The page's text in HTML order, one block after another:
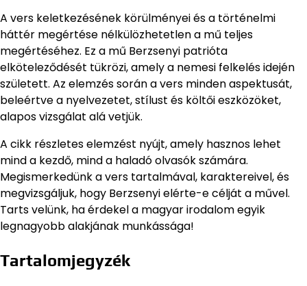
A vers keletkezésének körülményei és a történelmi
háttér megértése nélkülözhetetlen a mű teljes
megértéséhez. Ez a mű Berzsenyi patrióta
elköteleződését tükrözi, amely a nemesi felkelés idején
született. Az elemzés során a vers minden aspektusát,
beleértve a nyelvezetet, stílust és költői eszközöket,
alapos vizsgálat alá vetjük.
A cikk részletes elemzést nyújt, amely hasznos lehet
mind a kezdő, mind a haladó olvasók számára.
Megismerkedünk a vers tartalmával, karaktereivel, és
megvizsgáljuk, hogy Berzsenyi elérte-e célját a művel.
Tarts velünk, ha érdekel a magyar irodalom egyik
legnagyobb alakjának munkássága!
Tartalomjegyzék